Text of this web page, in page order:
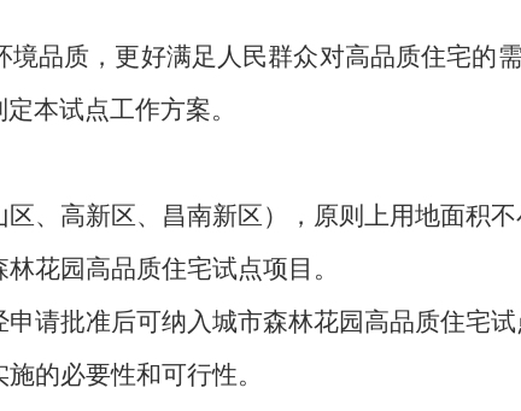
品质，更好满足人民群众对高品质住宅的
本试点工作方案。
、高新区、昌南新区），原则上用地面积不
花园高品质住宅试点项目。
请批准后可纳入城市森林花园高品质住宅试
的必要性和可行性。